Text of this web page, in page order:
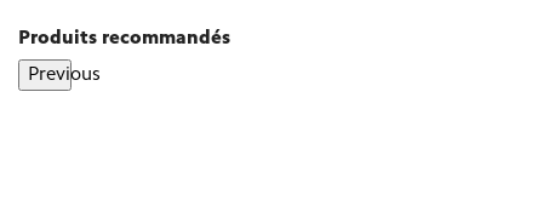
Produits recommandés
Previous